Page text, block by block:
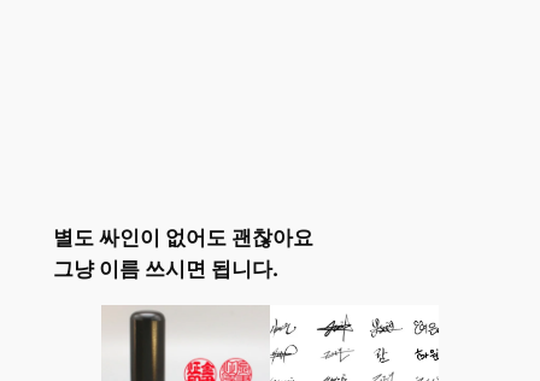
별도 싸인이 없어도 괜찮아요
그냥 이름 쓰시면 됩니다.